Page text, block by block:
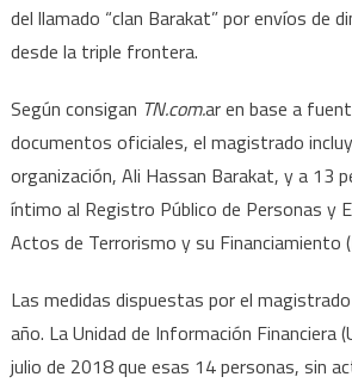
del llamado “clan Barakat” por envíos de
desde la triple frontera.
Según consigan TN.com.ar en base a
documentos oficiales, el magistrado
organización, Ali Hassan Barakat, y a 13
íntimo al Registro Público de Personas y
Actos de Terrorismo y su Financiamiento
Las medidas dispuestas por el
año. La Unidad de Información Financiera
julio de 2018 que esas 14 personas, sin